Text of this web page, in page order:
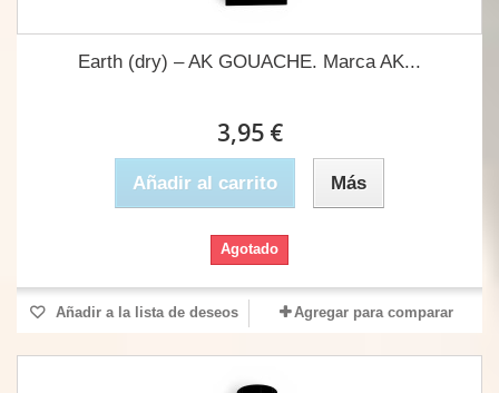
Earth (dry) – AK GOUACHE. Marca AK...
3,95 €
Añadir al carrito Más
Agotado
Añadir a la lista de deseos Agregar para comparar